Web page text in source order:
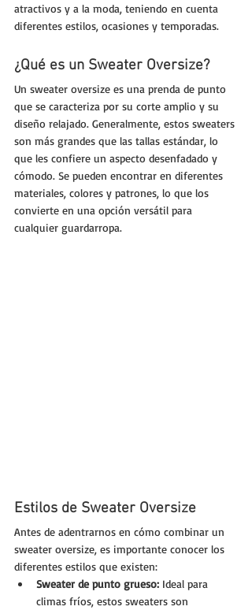
atractivos y a la moda, teniendo en cuenta
diferentes estilos, ocasiones y temporadas.
¿Qué es un Sweater Oversize?
Un sweater oversize es una prenda de punto
que se caracteriza por su corte amplio y su
diseño relajado. Generalmente, estos sweaters
son más grandes que las tallas estándar, lo
que les confiere un aspecto desenfadado y
cómodo. Se pueden encontrar en diferentes
materiales, colores y patrones, lo que los
convierte en una opción versátil para
cualquier guardarropa.
Estilos de Sweater Oversize
Antes de adentrarnos en cómo combinar un
sweater oversize, es importante conocer los
diferentes estilos que existen:
Sweater de punto grueso: Ideal para
climas fríos, estos sweaters son